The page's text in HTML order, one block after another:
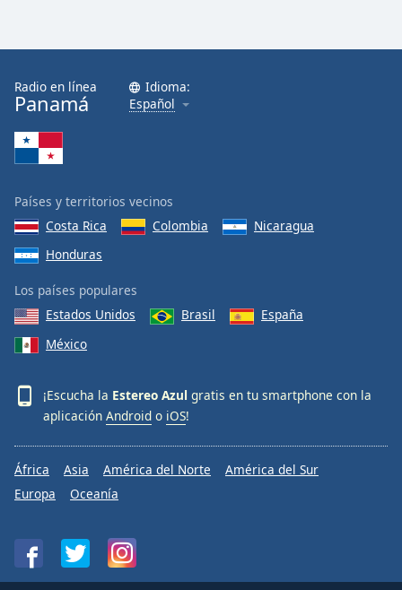
Radio en línea
Panamá
Idioma:
Español
Países y territorios vecinos
Costa Rica
Colombia
Nicaragua
Honduras
Los países populares
Estados Unidos
Brasil
España
México
¡Escucha la Estereo Azul gratis en tu smartphone con la
aplicación Android o iOS!
África Asia América del Norte
América del Sur
Europa
Oceanía